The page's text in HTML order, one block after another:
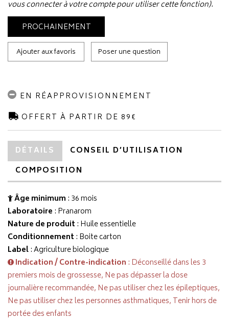
vous connecter à votre compte pour utiliser cette fonction).
PROCHAINEMENT
Ajouter aux favoris Poser une question
EN RÉAPPROVISIONNEMENT
OFFERT À PARTIR DE 89€
DÉTAILS
CONSEIL D’UTILISATION
COMPOSITION
Âge minimum : 36 mois
Laboratoire : Pranarom
Nature de produit : Huile essentielle
Conditionnement : Boite carton
Label: Agriculture biologique
Indication / Contre-indication : Déconseillé dans les 3
premiers mois de grossesse, Ne pas dépasser la dose
journalière recommandée, Ne pas utiliser chez les épileptiques,
Ne pas utiliser chez les personnes asthmatiques, Tenir hors de
portée des enfants